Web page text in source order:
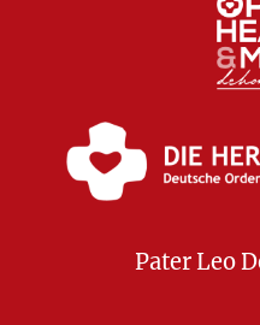
Pater Leo